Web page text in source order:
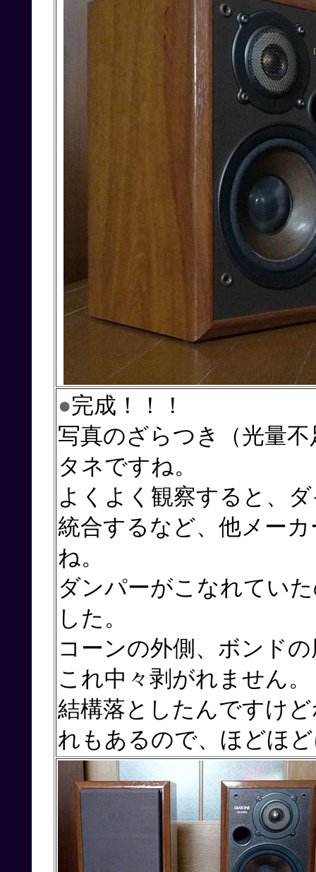
●完成！！！
写真のざらつき（光量
タネですね。
よくよく観察すると、
統合するなど、他メー
ね。
ダンパーがこなれてい
した。
コーンの外側、ボンド
これ中々剥がれません。
結構落としたんですけ
れもあるので、ほどほ